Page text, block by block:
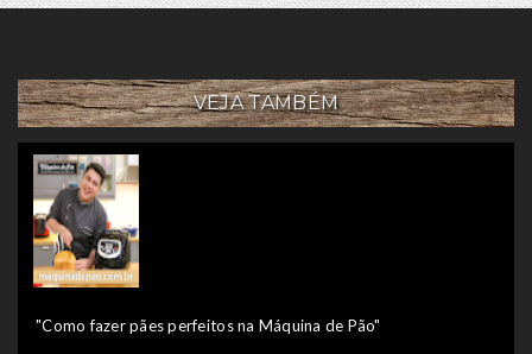
VEJA TAMBÉM
"Como fazer pães perfeitos na Máquina de Pão"